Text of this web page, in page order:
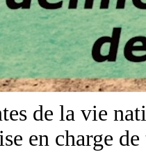
de la vie
en charge